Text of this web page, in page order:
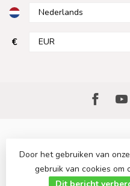
€
© Copyright 2026
Lightspeed
Door het gebruiken van
gebruik van cookies om